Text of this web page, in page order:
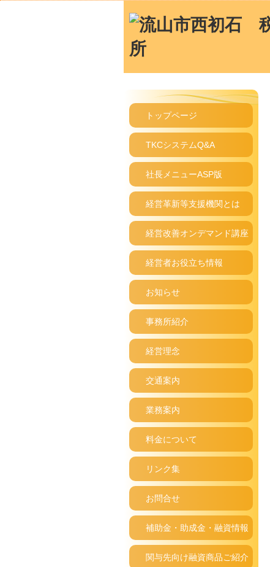
トップページ
TKCシステムQ&A
社長メニューASP版
経営革新等支援機関とは
経営改善オンデマンド講座
経営者お役立ち情報
お知らせ
事務所紹介
経営理念
交通案内
業務案内
料金について
リンク集
お問合せ
補助金・助成金・融資情報
関与先向け融資商品ご紹介